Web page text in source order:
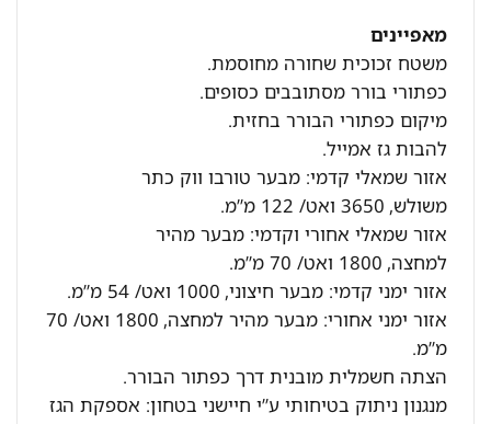
מאפיינים
משטח זכוכית שחורה מחוסמת.
כפתורי בורר מסתובבים כסופים.
מיקום כפתורי הבורר בחזית.
להבות גז אמייל.
אזור שמאלי קדמי: מבער טורבו ווק כתר
משולש, 3650 ואט/ 122 מ”מ.
אזור שמאלי אחורי וקדמי: מבער מהיר
למחצה, 1800 ואט/ 70 מ”מ.
אזור ימני קדמי: מבער חיצוני, 1000 ואט/ 54 מ”מ.
אזור ימני אחורי: מבער מהיר למחצה, 1800 ואט/ 70
מ”מ.
הצתה חשמלית מובנית דרך כפתור הבורר.
מנגנון ניתוק בטיחותי ע”י חיישני בטחון: אספקת הגז